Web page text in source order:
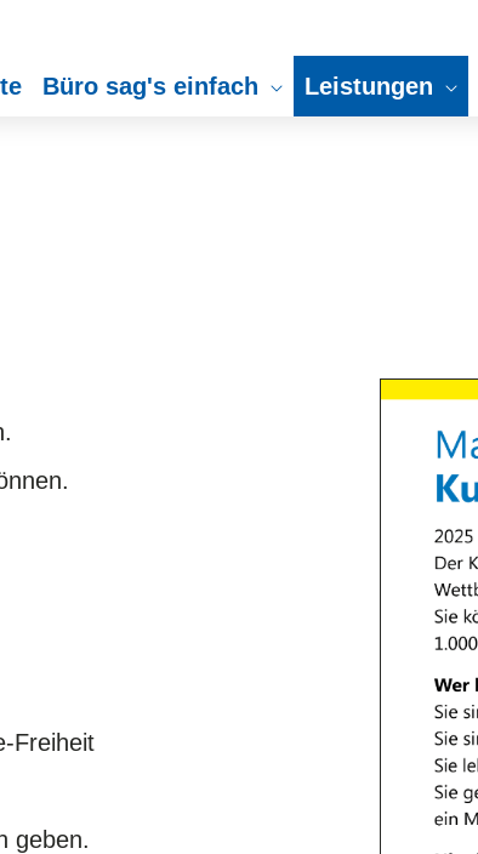
Büro sag's einfach Leistungen
Freiheit
geben.